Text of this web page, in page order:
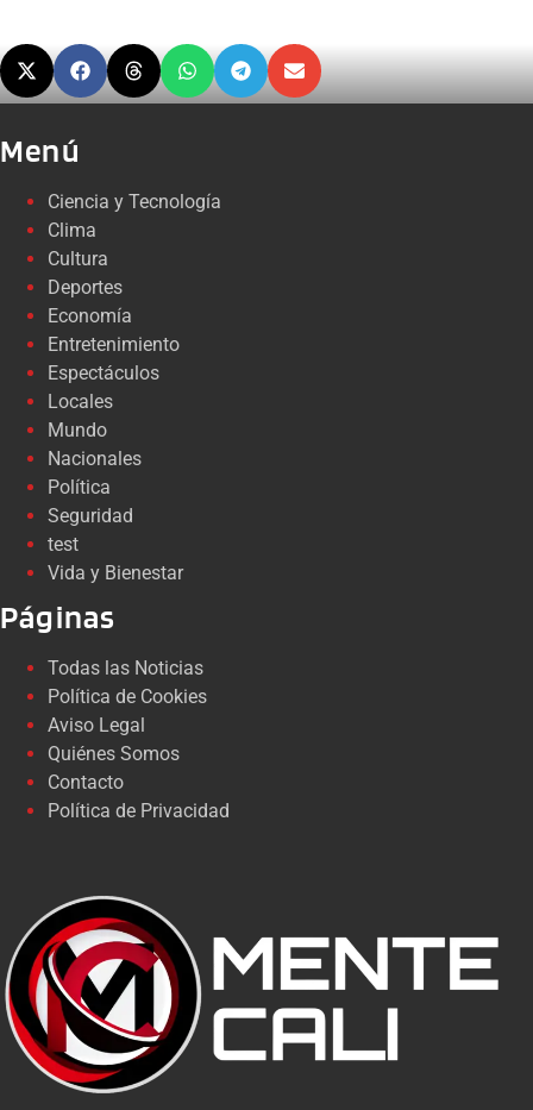
Menú
Ciencia y Tecnología
Clima
Cultura
Deportes
Economía
Entretenimiento
Espectáculos
Locales
Mundo
Nacionales
Política
Seguridad
test
Vida y Bienestar
Páginas
Todas las Noticias
Política de Cookies
Aviso Legal
Quiénes Somos
Contacto
Política de Privacidad